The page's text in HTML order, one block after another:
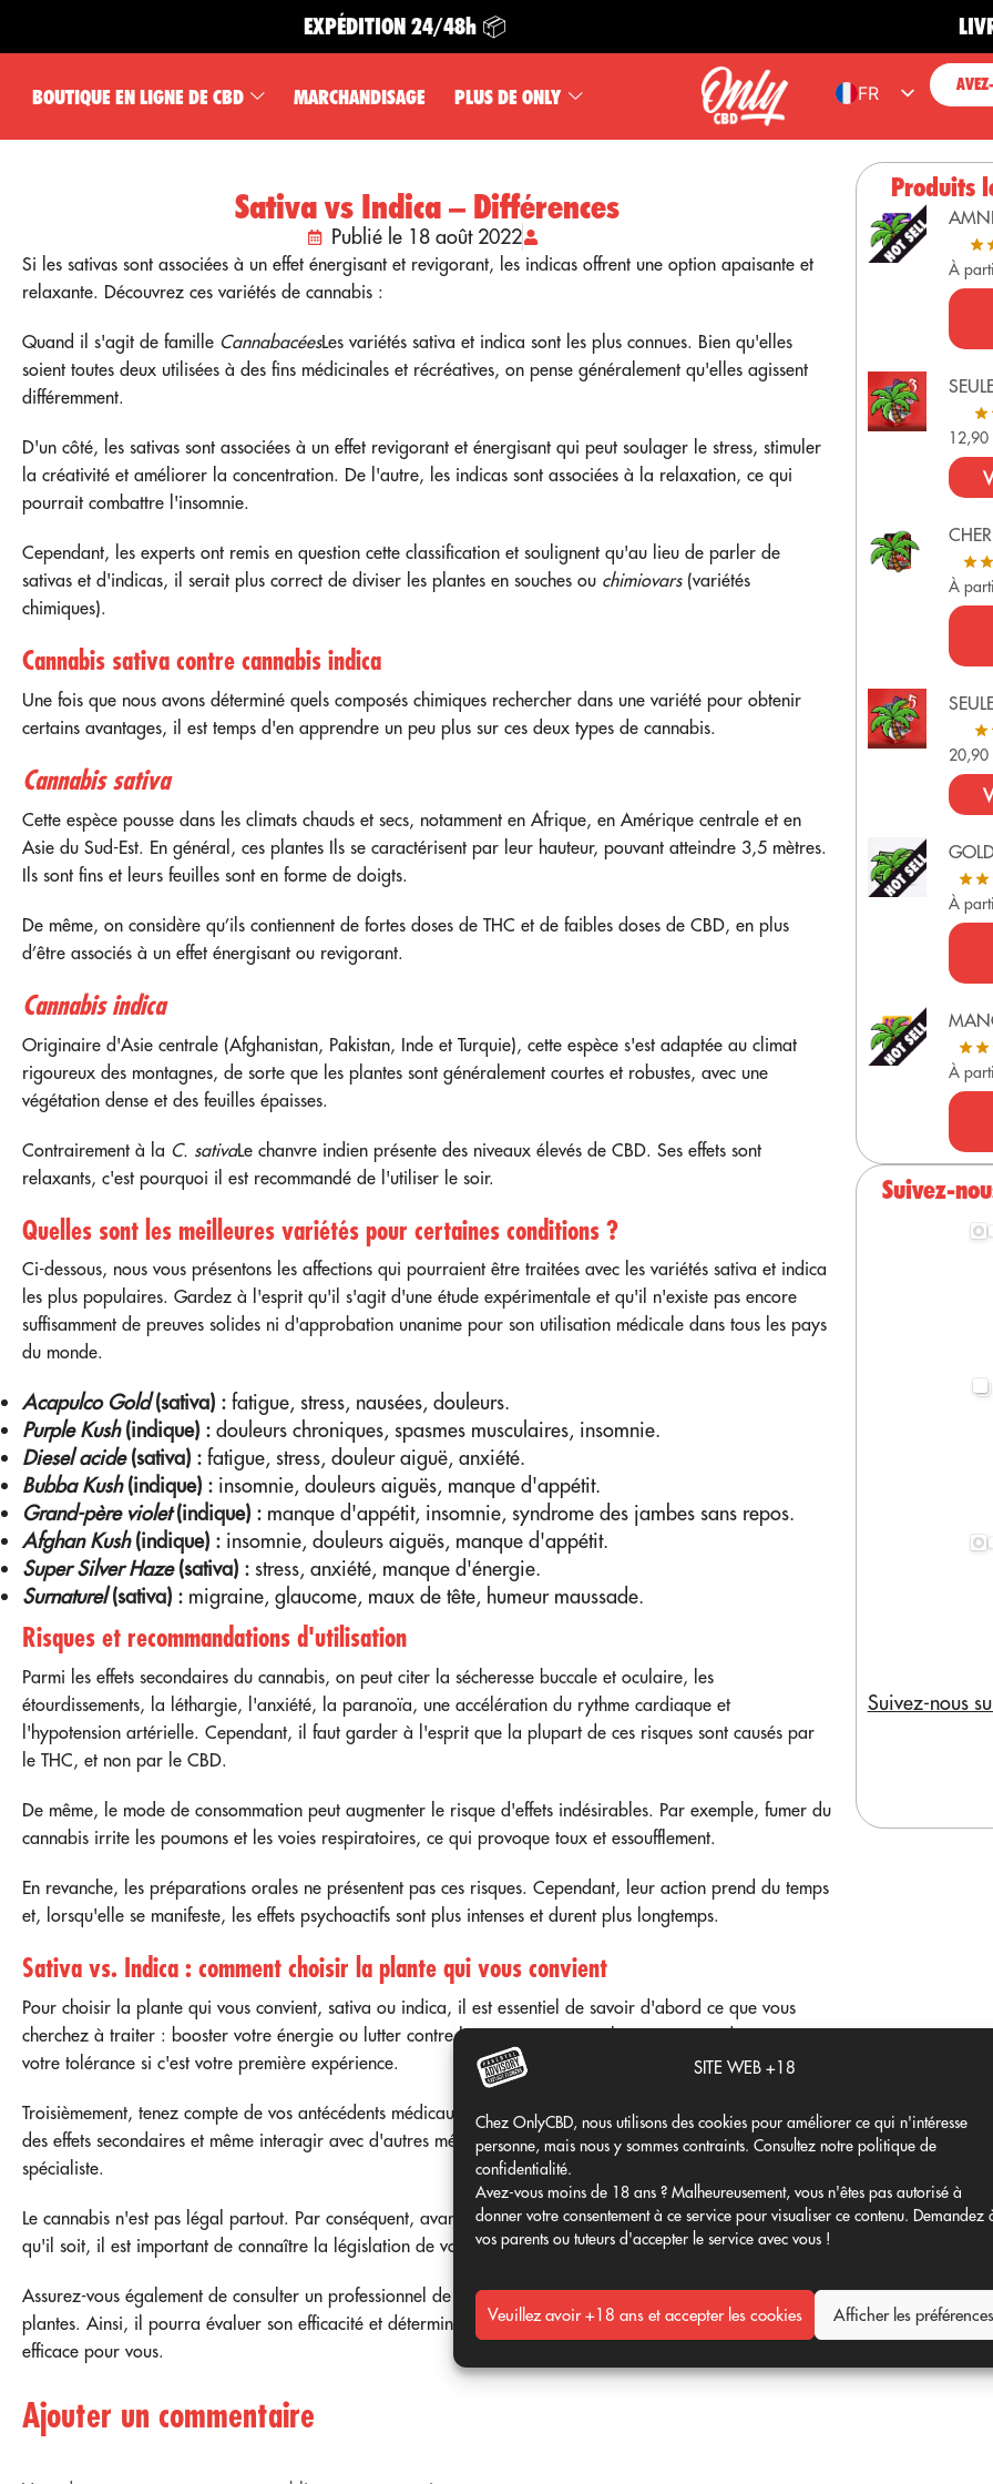
SITE WEB +18
Chez OnlyCBD, nous utilisons des cookies pour améliorer ce qui n'intéresse
personne, mais nous y sommes contraints. Consultez notre politique de
confidentialité.
Avez-vous moins de 18 ans ? Malheureusement, vous n'êtes pas autorisé à
donner votre consentement à ce service pour visualiser ce contenu. Demandez
vos parents ou tuteurs d'accepter le service avec vous !
Veuillez avoir +18 ans et accepter les cookies Afficher les
EXPÉDITION 24/48h 📦
BOUTIQUE EN LIGNE DE CBD MARCHANDISAGE PLUS DE ONLY
FR
EN
DE
Sativa vs Indica – Différences
Publié le 18 août 2022
Si les sativas sont associées à un effet énergisant et revigorant, les indicas offrent une option apaisante et
relaxante. Découvrez ces variétés de cannabis :
Quand il s'agit de famille CannabacéesLes variétés sativa et indica sont les plus connues. Bien qu'elles
soient toutes deux utilisées à des fins médicinales et récréatives, on pense généralement qu'elles agissent
différemment.
D'un côté, les sativas sont associées à un effet revigorant et énergisant qui peut soulager le stress, stimuler
la créativité et améliorer la concentration. De l'autre, les indicas sont associées à la relaxation, ce qui
pourrait combattre l'insomnie.
Cependant, les experts ont remis en question cette classification et soulignent qu'au lieu de parler de
sativas et d'indicas, il serait plus correct de diviser les plantes en souches ou chimiovars (variétés
chimiques).
Cannabis sativa contre cannabis indica
Une fois que nous avons déterminé quels composés chimiques rechercher dans une variété pour obtenir
certains avantages, il est temps d'en apprendre un peu plus sur ces deux types de cannabis.
Cannabis sativa
Cette espèce pousse dans les climats chauds et secs, notamment en Afrique, en Amérique centrale et en
Asie du Sud-Est. En général, ces plantes Ils se caractérisent par leur hauteur, pouvant atteindre 3,5 mètres.
Ils sont fins et leurs feuilles sont en forme de doigts.
De même, on considère qu’ils contiennent de fortes doses de THC et de faibles doses de CBD, en plus
d’être associés à un effet énergisant ou revigorant.
Cannabis indica
Originaire d'Asie centrale (Afghanistan, Pakistan, Inde et Turquie), cette espèce s'est adaptée au climat
rigoureux des montagnes, de sorte que les plantes sont généralement courtes et robustes, avec une
végétation dense et des feuilles épaisses.
Contrairement à la C. sativaLe chanvre indien présente des niveaux élevés de CBD. Ses effets sont
relaxants, c'est pourquoi il est recommandé de l'utiliser le soir.
Quelles sont les meilleures variétés pour certaines conditions ?
Ci-dessous, nous vous présentons les affections qui pourraient être traitées avec les variétés sativa et indica
les plus populaires. Gardez à l'esprit qu'il s'agit d'une étude expérimentale et qu'il n'existe pas encore
suffisamment de preuves solides ni d'approbation unanime pour son utilisation médicale dans tous les pays
du monde.
Acapulco Gold(sativa) : fatigue, stress, nausées, douleurs.
Purple Kush(indique) : douleurs chroniques, spasmes musculaires, insomnie.
Diesel acide (sativa) : fatigue, stress, douleur aiguë, anxiété.
Bubba Kush(indique) : insomnie, douleurs aiguës, manque d'appétit.
Grand-père violet(indique) : manque d'appétit, insomnie, syndrome des jambes sans repos.
Afghan Kush(indique) : insomnie, douleurs aiguës, manque d'appétit.
Super Silver Haze(sativa) : stress, anxiété, manque d'énergie.
Surnaturel(sativa) : migraine, glaucome, maux de tête, humeur maussade.
Risques et recommandations d'utilisation
Parmi les effets secondaires du cannabis, on peut citer la sécheresse buccale et oculaire, les
étourdissements, la léthargie, l'anxiété, la paranoïa, une accélération du rythme cardiaque et
l'hypotension artérielle. Cependant, il faut garder à l'esprit que la plupart de ces risques sont causés par
le THC, et non par le CBD.
De même, le mode de consommation peut augmenter le risque d'effets indésirables. Par exemple, fumer du
cannabis irrite les poumons et les voies respiratoires, ce qui provoque toux et essoufflement.
En revanche, les préparations orales ne présentent pas ces risques. Cependant, leur action prend du temps
et, lorsqu'elle se manifeste, les effets psychoactifs sont plus intenses et durent plus longtemps.
Sativa vs. Indica : comment choisir la plante qui vous convient
Pour choisir la plante qui vous convient, sativa ou indica, il est essentiel de savoir d'abord ce que vous
cherchez à traiter : booster votre énergie ou lutter contre l'insomnie. Ensuite, il est important de connaître
votre tolérance si c'est votre première expérience.
Troisièmement, tenez compte de vos antécédents médicaux. N'oubliez pas que cette plante peut provoquer
des effets secondaires et même interagir avec d'autres médicaments ; il est donc préférable de consulter un
spécialiste.
Le cannabis n'est pas légal partout. Par conséquent, avant d'acheter ou de consommer du cannabis, quel
qu'il soit, il est important de connaître la législation de votre pays.
Assurez-vous également de consulter un professionnel de la santé ou un spécialiste de cette famille de
plantes. Ainsi, il pourra évaluer son efficacité et déterminer quelle espèce, sativa ou indica, est la plus
efficace pour vous.
Ajouter un commentaire
Produits
À
12,90
À
20,90
À
À
Suivez-
Suivez-nous